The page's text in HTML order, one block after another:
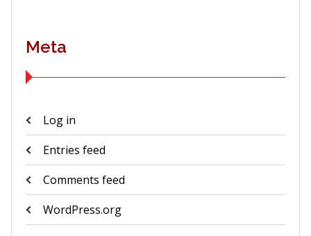
Meta
Log in
Entries feed
Comments feed
WordPress.org